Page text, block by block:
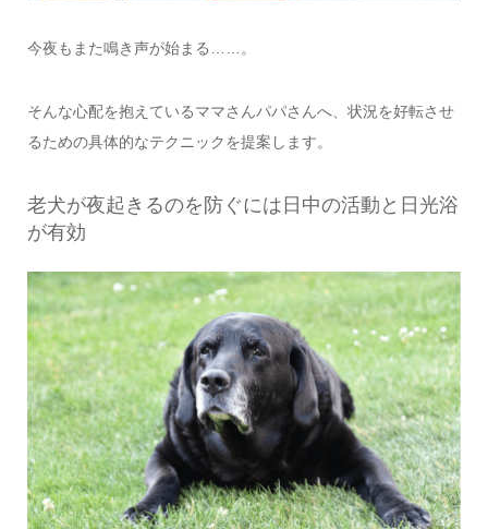
今夜もまた鳴き声が始まる……。
そんな心配を抱えているママさんパパさんへ、状況を好転させ
るための具体的なテクニックを提案します。
老犬が夜起きるのを防ぐには日中の活動と日光浴
が有効